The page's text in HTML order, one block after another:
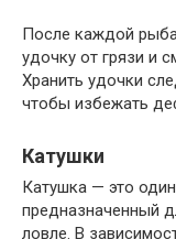
После каждой
удочку от грязи и
Хранить удочки
чтобы избежать
Катушки
Катушка — это
предназначенный
ловле. В